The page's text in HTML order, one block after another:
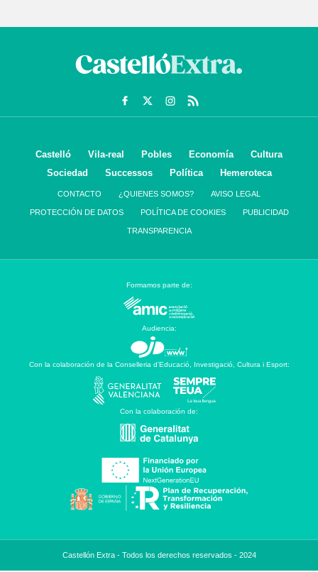
Castelló Vila-real Pobles Economía
Cultura
Sociedad
Successos Política Hemeroteca
CONTACTO ¿QUIENES SOMOS? AVISO LEGAL
PROTECCIÓN DE DATOS POLÍTICA DE COOKIES PUBLICIDAD
TRANSPARENCIA
Formamos parte de:
Audiencia:
Con la colaboración de la Conselleria d’Educació, Investigació, Cultura i Esport:
Con la colaboración de:
Castellón Extra - Todos los derechos reservados - 2024